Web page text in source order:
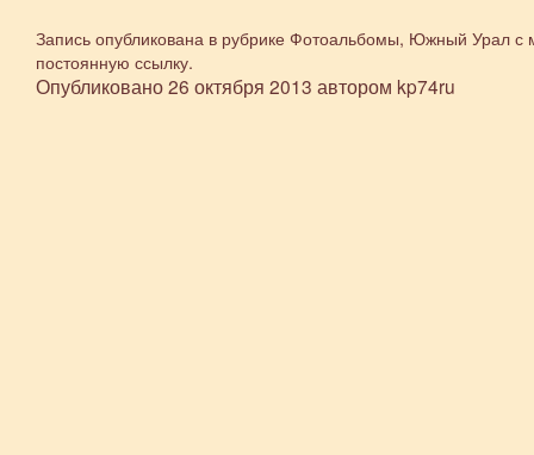
Запись опубликована в рубрике Фотоальбомы, Южный Уралс
постоянную ссылку.
Опубликовано26 октября 2013 автором kp74ru